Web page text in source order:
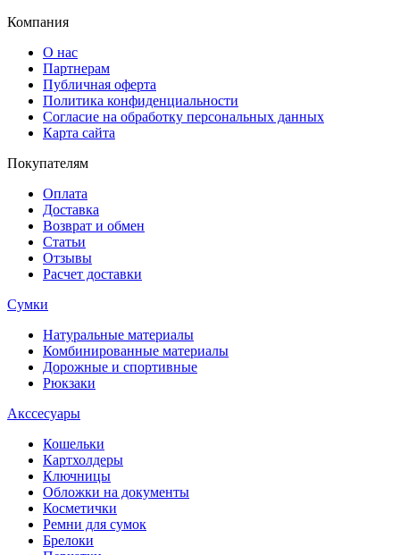
Компания
О нас
Партнерам
Публичная оферта
Политика конфиденциальности
Согласие на обработку персональных данных
Карта сайта
Покупателям
Оплата
Доставка
Возврат и обмен
Статьи
Отзывы
Расчет доставки
Сумки
Натуральные материалы
Комбинированные материалы
Дорожные и спортивные
Рюкзаки
Акссесуары
Кошельки
Картхолдеры
Ключницы
Обложки на документы
Косметички
Ремни для сумок
Брелоки